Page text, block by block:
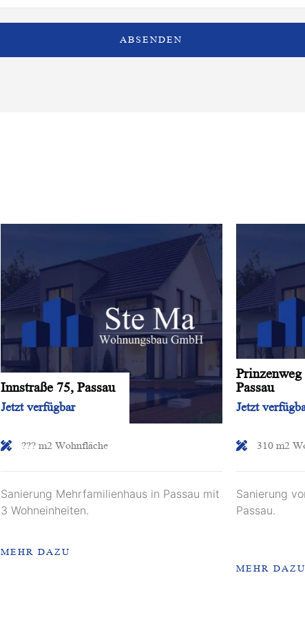
ABSENDEN
Innstraße 75, Passau
Jetzt verfügbar
??? m2 Wohnfläche
Sanierung Mehrfamilienhaus in Passau mit
3 Wohneinheiten.
MEHR DAZU
Prinzenweg
Passau
Jetzt
310 m2
Sanierung
Passau.
MEHR DAZU